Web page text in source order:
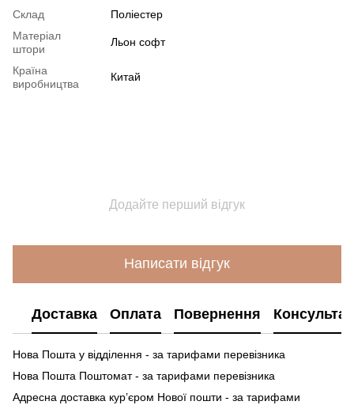
Склад
Поліестер
Матеріал
штори
Льон софт
Країна
виробництва
Китай
Додайте перший відгук
Написати відгук
Доставка Оплата Повернення
Нова Пошта у відділення - за тарифами перевізника
Нова Пошта Поштомат - за тарифами перевізника
Адресна доставка кур’єром Нової пошти - за тарифами